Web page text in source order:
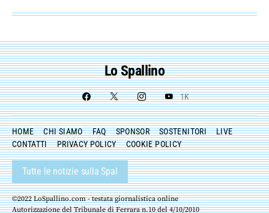
Lo Spallino
1K
HOME CHI SIAMO FAQ SPONSOR SOSTENITORI
LIVE
CONTATTI
PRIVACY POLICY COOKIE POLICY
Tutte le notizie sulla Spal
©2022 LoSpallino.com - testata giornalistica online
Autorizzazione del Tribunale di Ferrara n.10 del 4/10/2010